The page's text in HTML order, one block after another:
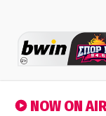
NOW ON